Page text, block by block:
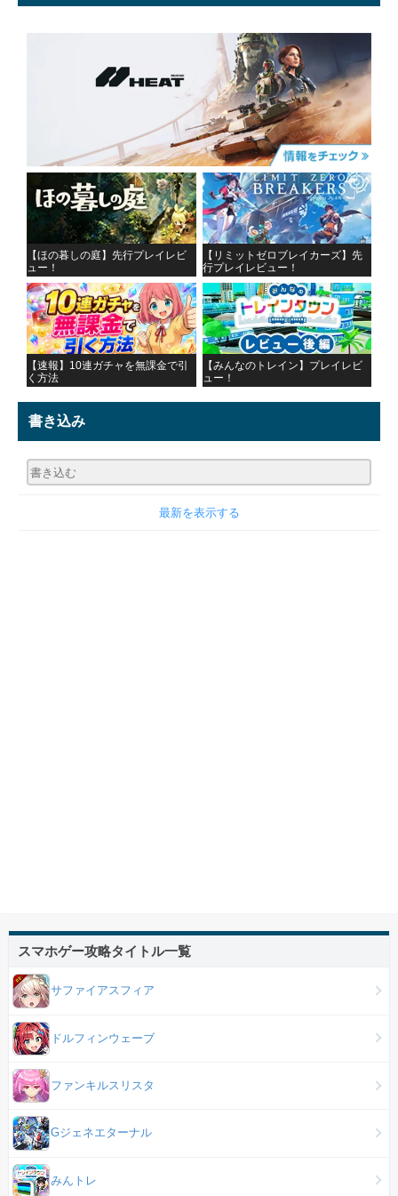
【ほの暮しの庭】先行プレイレビ
ュー！
【リミットゼロブレイカーズ】先
行プレイレビュー！
【速報】10連ガチャを無課金で引
く方法
【みんなのトレイン】プレイレビ
ュー！
書き込み
最新を表示する
スマホゲー攻略タイトル一覧
サファイアスフィア
ドルフィンウェーブ
ファンキルスリスタ
Gジェネエターナル
みんトレ